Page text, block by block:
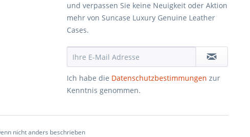
und verpassen Sie keine Neuigkeit oder Aktion
mehr von Suncase Luxury Genuine Leather
Cases.
Ich habe die Datenschutzbestimmungen zur
Kenntnis genommen.
nicht anders beschrieben